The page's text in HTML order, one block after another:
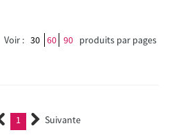
Voir : 30 60 90 produits par pages
1 (current)Suivante